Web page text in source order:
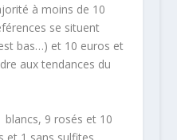
à moins de 10
se situent
bas…) et 10 euros et
aux tendances du
9 rosés et 10
et 1 sans sulfites